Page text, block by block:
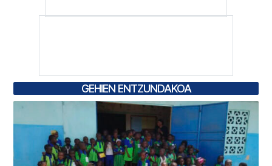
GEHIEN ENTZUNDAKOA